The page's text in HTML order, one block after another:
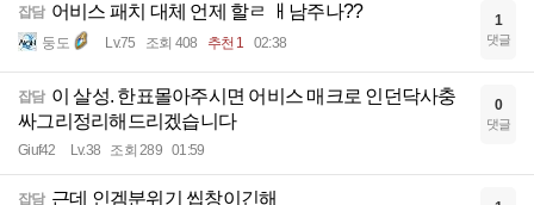
잡담 어비스 패치 대체 언제 할ㄹ ㅐ남주나??
둥도 Lv.75 조회 408 추천 1 02:38
1
댓글
잡담 이 살성. 한표몰아주시면 어비스 매크로 인던닥사충
싸그리정리해드리겠습니다
Giuf42 Lv.38 조회 289 01:59
0
댓글
잡담 근데 인겜분위기 씹창이긴해